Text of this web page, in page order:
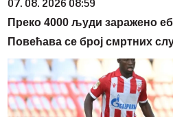
07. 08. 2026 08:59
Преко 4000 људи заражено
Повећава се број смртних